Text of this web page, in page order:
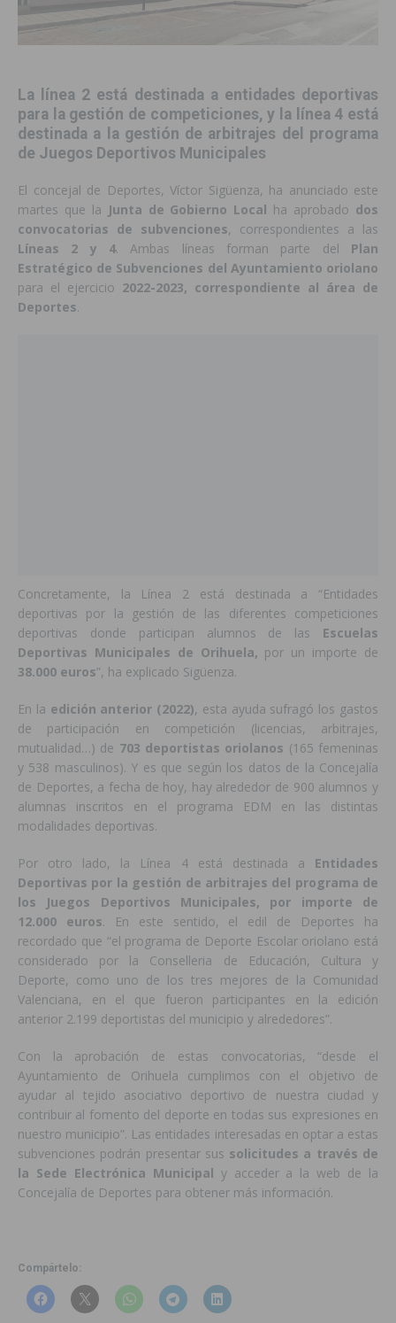
La línea 2 está destinada a entidades deportivas
para la gestión de competiciones, y la línea 4 está
destinada a la gestión de arbitrajes del programa
de Juegos Deportivos Municipales
El concejal de Deportes, Víctor Sigüenza, ha anunciado este
martes que la Junta de Gobierno Local ha aprobado dos
convocatorias de subvenciones, correspondientes a las
Líneas 2 y 4. Ambas líneas forman parte del Plan
Estratégico de Subvenciones del Ayuntamiento oriolano
para el ejercicio 2022-2023, correspondiente al área de
Deportes.
Concretamente, la Línea 2 está destinada a “Entidades
deportivas por la gestión de las diferentes competiciones
deportivas donde participan alumnos de las Escuelas
Deportivas Municipales de Orihuela, por un importe de
38.000 euros”, ha explicado Sigüenza.
En la edición anterior (2022), esta ayuda sufragó los gastos
de participación en competición (licencias, arbitrajes,
mutualidad…) de 703 deportistas oriolanos (165 femeninas
y 538 masculinos). Y es que según los datos de la Concejalía
de Deportes, a fecha de hoy, hay alrededor de 900 alumnos y
alumnas inscritos en el programa EDM en las distintas
modalidades deportivas.
Por otro lado, la Línea 4 está destinada a Entidades
Deportivas por la gestión de arbitrajes del programa de
los Juegos Deportivos Municipales, por importe de
12.000 euros. En este sentido, el edil de Deportes ha
recordado que “el programa de Deporte Escolar oriolano está
considerado por la Conselleria de Educación, Cultura y
Deporte, como uno de los tres mejores de la Comunidad
Valenciana, en el que fueron participantes en la edición
anterior 2.199 deportistas del municipio y alrededores”.
Con la aprobación de estas convocatorias, “desde el
Ayuntamiento de Orihuela cumplimos con el objetivo de
ayudar al tejido asociativo deportivo de nuestra ciudad y
contribuir al fomento del deporte en todas sus expresiones en
nuestro municipio”. Las entidades interesadas en optar a estas
subvenciones podrán presentar sus solicitudes a través de
la Sede Electrónica Municipal y acceder a la web de la
Concejalía de Deportes para obtener más información.
Compártelo: